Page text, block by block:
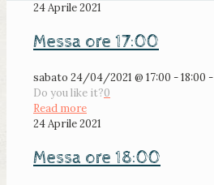
24 Aprile 2021
Messa ore 17:00
sabato 24/04/2021 @ 17:00 - 18:00 -
Do you like it?0
Read more
24 Aprile 2021
Messa ore 18:00